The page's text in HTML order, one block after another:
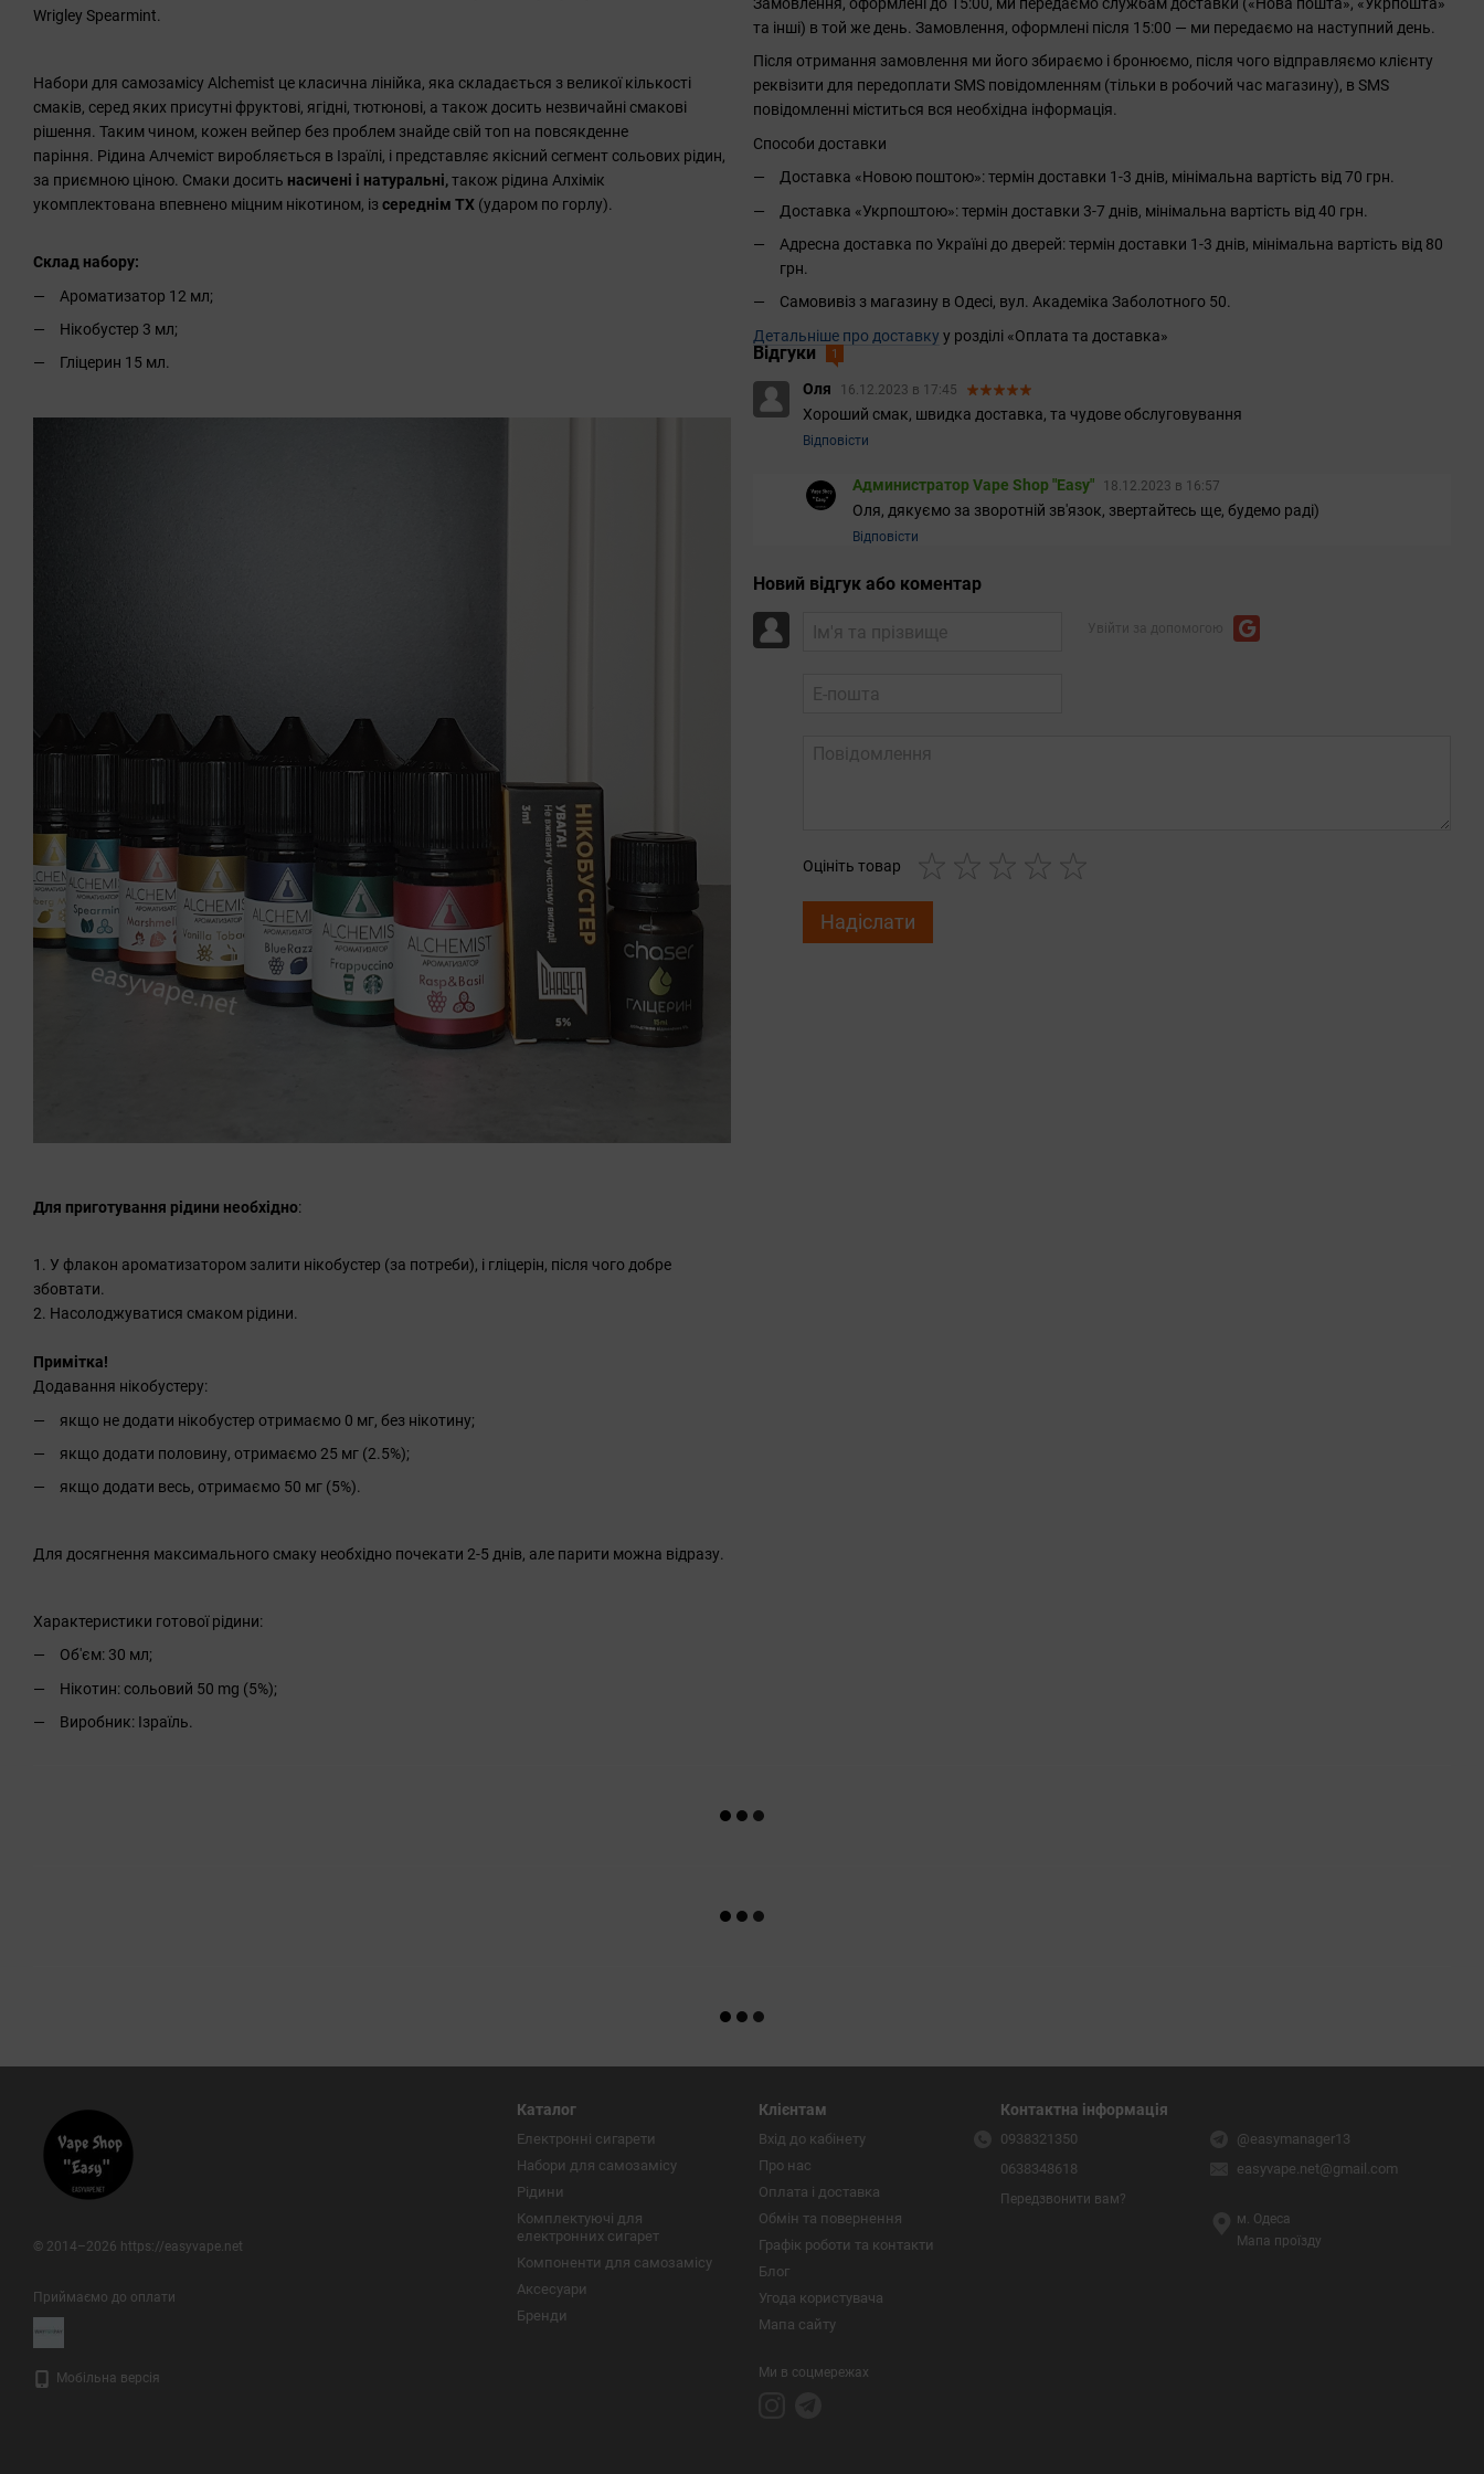
Wrigley Spearmint.
Набори для самозамісу Alchemist це класична лінійка, яка складається з великої кількості
смаків, серед яких присутні фруктові, ягідні, тютюнові, а також досить незвичайні смакові
рішення. Таким чином, кожен вейпер без проблем знайде свій топ на повсякденне
паріння. Рідина Алчеміст виробляється в Ізраїлі, і представляє якісний сегмент сольових рідин,
за приємною ціною. Смаки досить насичені і натуральні,також рідина Алхімік
укомплектована впевнено міцним нікотином, ізсереднім ТХ (ударом по горлу).
Склад набору:
Ароматизатор 12 мл;
Нікобустер 3 мл;
Гліцерин 15 мл.
Для приготування рідини необхідно:
1. У флакон ароматизатором залити нікобустер (за потреби), і гліцерін, після чого добре
збовтати.
2. Насолоджуватися смаком рідини.
Примітка!
Додавання нікобустеру:
якщо не додати нікобустер отримаємо 0 мг, без нікотину;
якщо додати половину, отримаємо 25 мг (2.5%);
якщо додати весь, отримаємо 50 мг (5%).
Для досягнення максимального смаку необхідно почекати 2-5 днів, але парити можна відразу.
Характеристики готової рідини:
Об'єм: 30 мл;
Нікотин: сольовий 50 mg (5%);
Виробник: Ізраїль.
та інші) в той же день. Замовлення, оформлені після 15:00 — ми передаємо на наступний день.
Після отримання замовлення ми його збираємо і бронюємо, після чого відправляємо клієнту
реквізити для передоплати SMS повідомленням (тільки в робочий час магазину), в SMS
повідомленні міститься вся необхідна інформація.
Способи доставки
Доставка «Новою поштою»: термін доставки 1-3 днів, мінімальна вартість від 70 грн.
Доставка «Укрпоштою»: термін доставки 3-7 днів, мінімальна вартість від 40 грн.
Адресна доставка по Україні до дверей: термін доставки 1-3 днів, мінімальна вартість від 80
грн.
Самовивіз з магазину в Одесі, вул. Академіка Заболотного 50.
Детальніше про доставку у розділі «Оплата та доставка»
Відгуки 1
Оля 16.12.2023 в 17:45
Хороший смак, швидка доставка, та чудове обслуговування
Відповісти
Администратор Vape Shop "Easy" 18.12.2023 в 16:57
Оля, дякуємо за зворотній зв'язок, звертайтесь ще, будемо раді)
Відповісти
Новий відгук або коментар
Оцініть товар
Надіслати
© 2014–2026 https://easyvape.net
Приймаємо до оплати
Мобільна версія
Каталог
Електронні сигарети
Набори для самозамісу
Рідини
Комплектуючі для
електронних сигарет
Компоненти для самозамісу
Аксесуари
Бренди
Клієнтам
Вхід до кабінету
Про нас
Оплата і доставка
Обмін та повернення
Графік роботи та контакти
Блог
Угода користувача
Мапа сайту
Ми в соцмережах
Контактна інформація
0938321350
0638348618
Передзвонити вам?
@easymanager13
easyvape.net@gmail.com
м. Одеса
Мапа проїзду